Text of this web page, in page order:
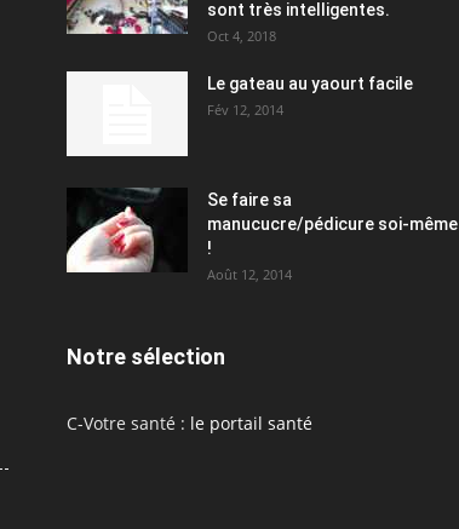
sont très intelligentes.
Oct 4, 2018
Le gateau au yaourt facile
Fév 12, 2014
Se faire sa
manucucre/pédicure soi-même
!
Août 12, 2014
Notre sélection
C-Votre santé : le portail santé